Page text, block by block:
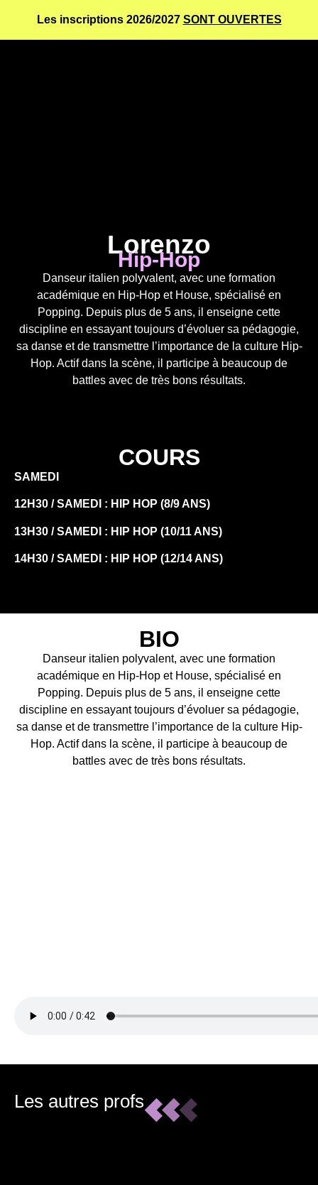
Les inscriptions 2026/2027 SONT OUVERTES
Lorenzo
Hip-Hop
Danseur italien polyvalent, avec une formation
académique en Hip-Hop et House, spécialisé en
Popping. Depuis plus de 5 ans, il enseigne cette
discipline en essayant toujours d’évoluer sa pédagogie,
sa danse et de transmettre l’importance de la culture Hip-
Hop. Actif dans la scène, il participe à beaucoup de
battles avec de très bons résultats.
COURS
SAMEDI
12H30 / SAMEDI : HIP HOP (8/9 ANS)
13H30 / SAMEDI : HIP HOP (10/11 ANS)
14H30 / SAMEDI : HIP HOP (12/14 ANS)
BIO
Danseur italien polyvalent, avec une formation
académique en Hip-Hop et House, spécialisé en
Popping. Depuis plus de 5 ans, il enseigne cette
discipline en essayant toujours d’évoluer sa pédagogie,
sa danse et de transmettre l’importance de la culture Hip-
Hop. Actif dans la scène, il participe à beaucoup de
battles avec de très bons résultats.
Les autres profs